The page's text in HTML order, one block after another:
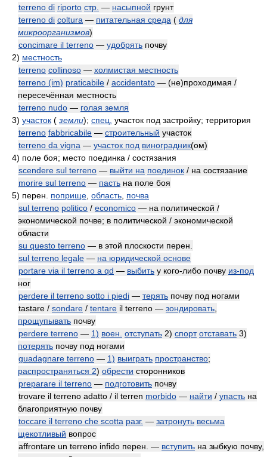
terreno di riporto стр. — насыпной грунт
terreno di coltura — питательная среда ( для
микроорганизмов)
concimare il terreno — удобрять почву
2) местность
terreno collinoso — холмистая местность
terreno (im) praticabile / accidentato — (не)проходимая /
пересечённая местность
terreno nudo — голая земля
3) участок ( земли); спец. участок под застройку; территория
terreno fabbricabile — строительный участок
terreno da vigna — участок под виноградник(ом)
4) поле боя; место поединка / состязания
scendere sul terreno — выйти на поединок / на состязание
morire sul terreno — пасть на поле боя
5) перен. поприще область почва
sul terreno politico / economico — на политической /
экономической почве; в политической / экономической
области
su questo terreno — в этой плоскости перен.
sul terreno legale — на юридической основе
portare via il terreno a qd — выбить у кого-либо почву из-под
ног
perdere il terreno sotto i piedi — терять почву под ногами
tastare / sondare / tentare il terreno — зондировать
прощупывать почву
perdere terreno — 1) воен. отступать 2) спорт отставать 3)
потерять почву под ногами
guadagnare terreno — 1) выиграть пространство;
распространяться 2) обрести сторонников
preparare il terreno — подготовить почву
trovare il terreno adatto / il terren morbido — найти / упасть на
благоприятную почву
toccare il terreno che scotta разг. — затронуть весьма
щекотливый вопрос
affrontare un terreno infido перен. — вступить на зыбкую почву,